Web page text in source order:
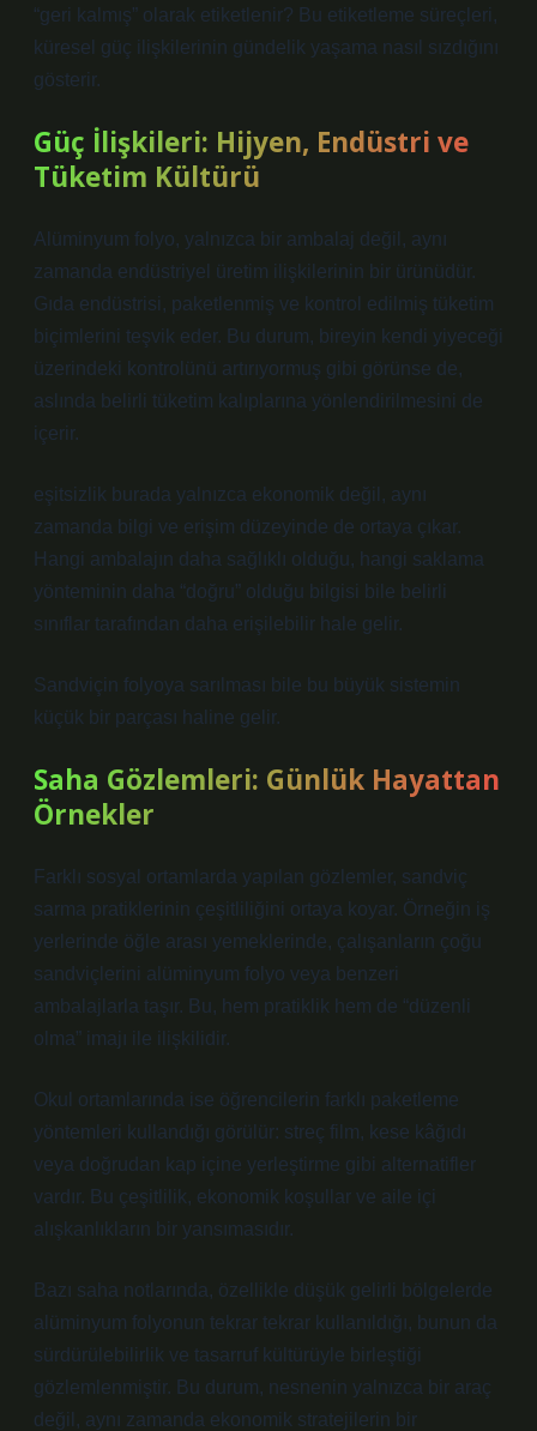
“geri kalmış” olarak etiketlenir? Bu etiketleme süreçleri,
küresel güç ilişkilerinin gündelik yaşama nasıl sızdığını
gösterir.
Güç İlişkileri: Hijyen, Endüstri ve
Tüketim Kültürü
Alüminyum folyo, yalnızca bir ambalaj değil, aynı
zamanda endüstriyel üretim ilişkilerinin bir ürünüdür.
Gıda endüstrisi, paketlenmiş ve kontrol edilmiş tüketim
biçimlerini teşvik eder. Bu durum, bireyin kendi yiyeceği
üzerindeki kontrolünü artırıyormuş gibi görünse de,
aslında belirli tüketim kalıplarına yönlendirilmesini de
içerir.
eşitsizlik burada yalnızca ekonomik değil, aynı
zamanda bilgi ve erişim düzeyinde de ortaya çıkar.
Hangi ambalajın daha sağlıklı olduğu, hangi saklama
yönteminin daha “doğru” olduğu bilgisi bile belirli
sınıflar tarafından daha erişilebilir hale gelir.
Sandviçin folyoya sarılması bile bu büyük sistemin
küçük bir parçası haline gelir.
Saha Gözlemleri: Günlük Hayattan
Örnekler
Farklı sosyal ortamlarda yapılan gözlemler, sandviç
sarma pratiklerinin çeşitliliğini ortaya koyar. Örneğin iş
yerlerinde öğle arası yemeklerinde, çalışanların çoğu
sandviçlerini alüminyum folyo veya benzeri
ambalajlarla taşır. Bu, hem pratiklik hem de “düzenli
olma” imajı ile ilişkilidir.
Okul ortamlarında ise öğrencilerin farklı paketleme
yöntemleri kullandığı görülür: streç film, kese kâğıdı
veya doğrudan kap içine yerleştirme gibi alternatifler
vardır. Bu çeşitlilik, ekonomik koşullar ve aile içi
alışkanlıkların bir yansımasıdır.
Bazı saha notlarında, özellikle düşük gelirli bölgelerde
alüminyum folyonun tekrar tekrar kullanıldığı, bunun da
sürdürülebilirlik ve tasarruf kültürüyle birleştiği
gözlemlenmiştir. Bu durum, nesnenin yalnızca bir araç
değil, aynı zamanda ekonomik stratejilerin bir